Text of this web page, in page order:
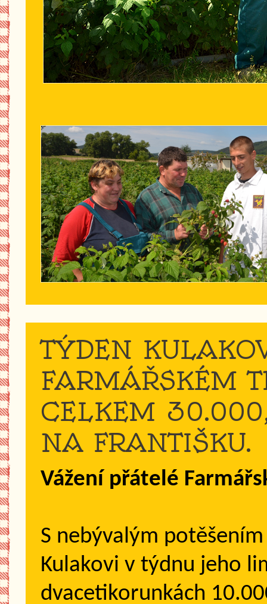
TÝDEN
FARMÁŘSKÉM
CELKEM
NA FRANTIŠKU.
Vážení přátelé
S nebývalým
Kulakovi v týdnu jeho
dvacetikorunkách